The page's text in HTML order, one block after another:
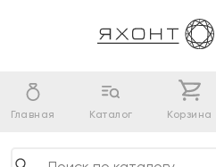
Главная Каталог Корзина